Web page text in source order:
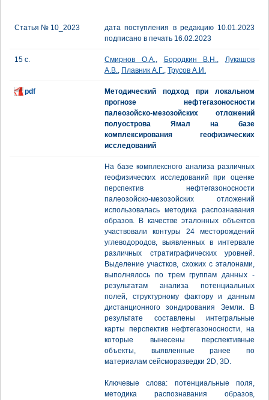
Статья № 10_2023
дата поступления в редакцию 10.01.2023
подписано в печать 16.02.2023
15 с. Смирнов О.А., Бородкин В.Н., Лукашов
А.В., Плавник А.Г., Трусов А.И.
pdf
Методический подход при локальном
прогнозе нефтегазоносности
палеозойско-мезозойских отложений
полуострова Ямал на базе
комплексирования геофизических
исследований
На базе комплексного анализа различных
геофизических исследований при оценке
перспектив нефтегазоносности
палеозойско-мезозойских отложений
использовалась методика распознавания
образов. В качестве эталонных объектов
участвовали контуры 24 месторождений
углеводородов, выявленных в интервале
различных стратиграфических уровней.
Выделение участков, схожих с эталонами,
выполнялось по трем группам данных -
результатам анализа потенциальных
полей, структурному фактору и данным
дистанционного зондирования Земли. В
результате составлены интегральные
карты перспектив нефтегазоносности, на
которые вынесены перспективные
объекты, выявленные ранее по
материалам сейсморазведки 2D, 3D.
Ключевые слова: потенциальные поля,
методика распознавания образов,